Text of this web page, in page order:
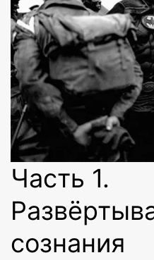
Часть 1.
сознания